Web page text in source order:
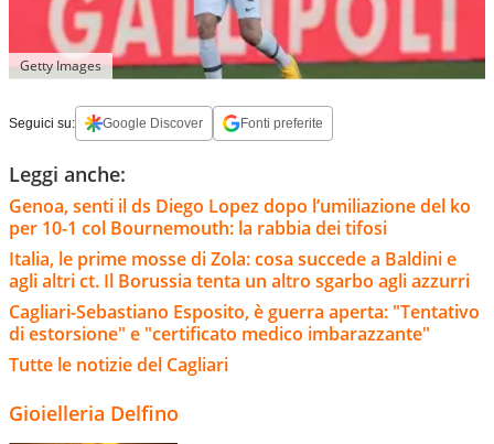
Getty Images
Seguici su: Google Discover Fonti preferite
Leggi anche:
Genoa, senti il ds Diego Lopez dopo l’umiliazione del ko
per 10-1 col Bournemouth: la rabbia dei tifosi
Italia, le prime mosse di Zola: cosa succede a Baldini e
agli altri ct. Il Borussia tenta un altro sgarbo agli azzurri
Cagliari-Sebastiano Esposito, è guerra aperta: "Tentativo
di estorsione" e "certificato medico imbarazzante"
Tutte le notizie del Cagliari
Gioielleria Delfino